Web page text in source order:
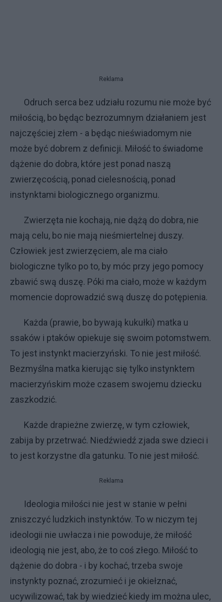
Reklama
Odruch serca bez udziału rozumu nie może być
miłością, bo będąc bezrozumnym działaniem jest
najczęściej złem - a będąc nieświadomym nie
może być dobrem z definicji. Miłość to świadome
dążenie do dobra, które jest ponad naszą
zwierzęcością, ponad cielesnością, ponad
instynktami biologicznego organizmu.
Zwierzęta nie kochają, nie dążą do dobra, nie
mają celu, bo nie mają nieśmiertelnej duszy.
Człowiek jest zwierzęciem, ale ma ciało
biologiczne tylko po to, by móc przy jego pomocy
zbawić swą duszę. Póki ma ciało, może w każdym
momencie doprowadzić swą duszę do potępienia.
Każda (prawie, bo bywają kukułki) matka u
ssaków i ptaków opiekuje się swoim potomstwem.
To jest instynkt macierzyński. To nie jest miłość.
Bezmyślna matka kierując się tylko instynktem
macierzyńskim może czasem swojemu dziecku
zaszkodzić.
Każde drapieżne zwierzę, w tym człowiek,
zabija by przetrwać. Niedźwiedź zjada swe dzieci i
to jest korzystne dla gatunku. To nie jest miłość.
Reklama
Ideologia miłości nie jest w stanie w pełni
zniszczyć ludzkich instynktów. To w niczym tej
ideologii nie uwłacza i nie powoduje, że miłość
ideologią nie jest, abo, że to coś złego. Miłość to
dążenie do dobra - i by kochać, trzeba swoje
instynkty poznać, zrozumieć i je okiełznać,
ucywilizować, tak by wiedzieć kiedy im można ulec,